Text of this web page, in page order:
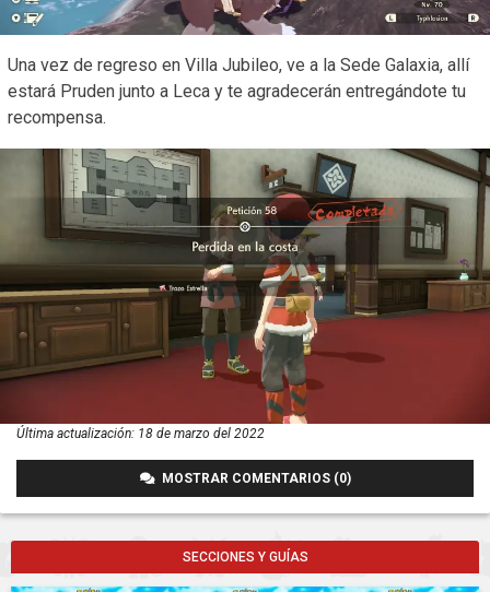
Una vez de regreso en Villa Jubileo, ve a la Sede Galaxia, allí
estará Pruden junto a Leca y te agradecerán entregándote tu
recompensa.
Última actualización: 18 de marzo del 2022
MOSTRAR COMENTARIOS (0)
SECCIONES Y GUÍAS